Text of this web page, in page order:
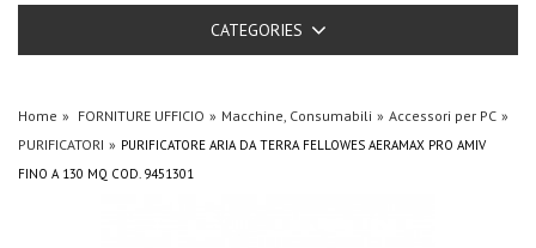
CATEGORIES
Home FORNITURE UFFICIO Macchine, Consumabili
Accessori per PC
PURIFICATORI
PURIFICATORE ARIA DA TERRA FELLOWES AERAMAX PRO AMIV
FINO A 130 MQ COD. 9451301